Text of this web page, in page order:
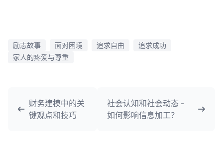
励志故事 面对困境 追求自由
追求成功
家人的疼爱与尊重
财务建模中的关
键观点和技巧
社会认知和社会动态 -
如何影响信息加工？